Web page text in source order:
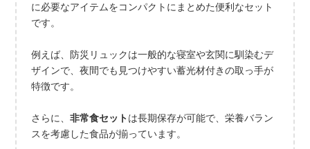
に必要なアイテムをコンパクトにまとめた便利なセット
です。
例えば、防災リュックは一般的な寝室や玄関に馴染むデ
ザインで、夜間でも見つけやすい蓄光材付きの取っ手が
特徴です。
さらに、非常食セットは長期保存が可能で、栄養バラン
スを考慮した食品が揃っています。